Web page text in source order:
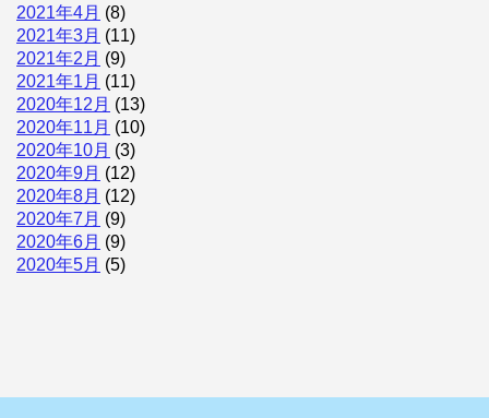
2021年4月 (8)
2021年3月 (11)
2021年2月 (9)
2021年1月 (11)
2020年12月 (13)
2020年11月 (10)
2020年10月 (3)
2020年9月 (12)
2020年8月 (12)
2020年7月 (9)
2020年6月 (9)
2020年5月 (5)